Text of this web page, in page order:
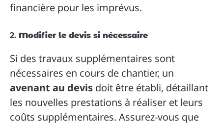
financière pour les imprévus.
2. Modifier le devis si nécessaire
Si des travaux supplémentaires sont
nécessaires en cours de chantier, un
avenant au devis doit être établi, détaillant
les nouvelles prestations à réaliser et leurs
coûts supplémentaires. Assurez-vous que